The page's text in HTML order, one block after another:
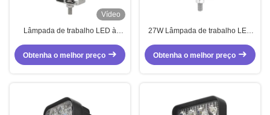
Vídeo
Lâmpada de trabalho LED à
Obtenha o melhor preço
27W Lâmpada de trabalho LED
Obtenha o melhor preço